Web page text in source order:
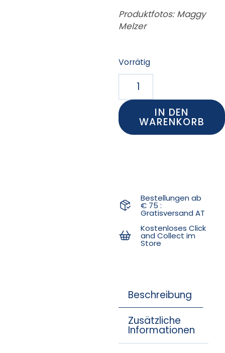
Produktfotos: Maggy
Melzer
Vorrätig
IN DEN
WARENKORB
Bestellungen ab
€ 75 :
Gratisversand AT
Kostenloses Click
and Collect im
Store
Beschreibung
Zusätzliche
Informationen